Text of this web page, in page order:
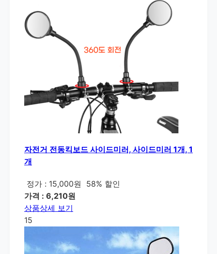
자전거 전동킥보드 사이드미러, 사이드미러 1개, 1
개
정가 : 15,000원
58% 할인
가격 : 6,210원
상품상세 보기
15